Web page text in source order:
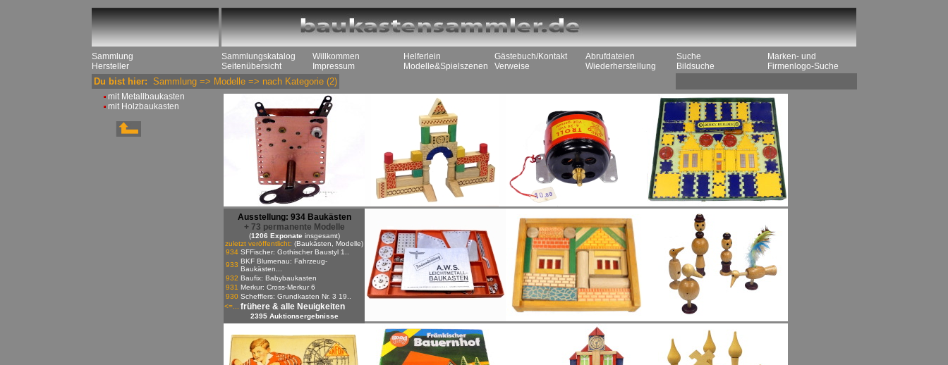
Sammlung
Hersteller
Sammlungskatalog
Seitenübersicht
Willkommen
Impressum
Helferlein
Modelle&Spielszenen
Gästebuch/Kontakt
Verweise
Abrufdateien
Wiederherstellung
Suche
Bildsuche
Marken- und
Firmenlogo-Suche
Du bist hier: Sammlung => Modelle => nach Kategorie (2)
mit Metallbaukasten
mit Holzbaukasten
Ausstellung: 934 Baukästen
+ 73 permanente Modelle
(1206 Exponate insgesamt)
zuletzt veröffentlicht: (Baukästen, Modelle)
934 SFFischer: Gothischer Baustyl 1..
933 BKF Blumenau: Fahrzeug-
Baukästen...
932 Baufix: Babybaukasten
931 Merkur: Cross-Merkur 6
930 Schefflers: Grundkasten Nr. 3 19..
<=...
frühere & alle Neuigkeiten
2395 Auktionsergebnisse